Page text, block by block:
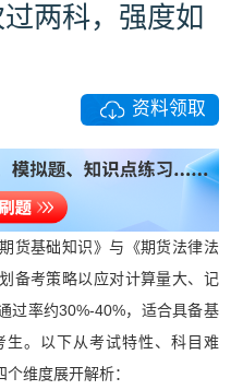
两科，强度如
资料领取
货基础知识》与《期货法律法
备考策略以应对计算量大、记
过率约30%-40%，适合具备基
。以下从考试特性、科目难
维度展开解析：